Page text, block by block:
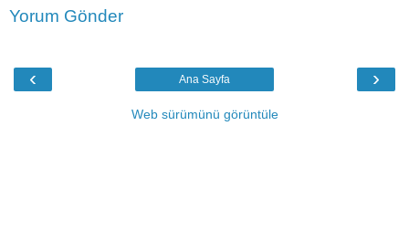
Yorum Gönder
‹ ›
Ana Sayfa
Web sürümünü görüntüle